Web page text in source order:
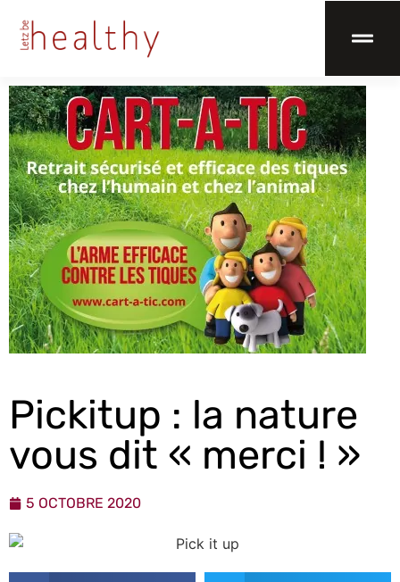
Pickitup : la nature
vous dit « merci ! »
5 OCTOBRE 2020